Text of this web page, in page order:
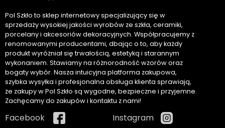
Pol Szkło to sklep internetowy specjalizujący się w
sprzedaży wysokiej jakości wyrobów ze szkła, ceramiki,
porcelany i akcesoriów dekoracyjnych. Współpracujemy z
renomowanymi producentami, dbając o to, aby każdy
produkt wyróżniał się trwałością, estetyką i starannym
wykonaniem. Stawiamy na różnorodność wzorów oraz
bogaty wybór. Nasza intuicyjna platforma zakupowa,
szybka wysyłka i profesjonalna obsługa klienta sprawiają,
że zakupy w Pol Szkło są wygodne, bezpieczne i przyjemne.
Zachęcamy do zakupów i kontaktu z nami!
Facebook Instagram